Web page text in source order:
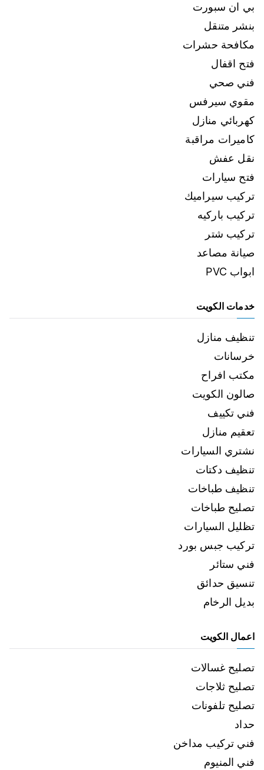
بي ان سبورت
بنشر متنقل
مكافحة حشرات
فتح اقفال
فني صحي
مقوي سيرفس
كهربائي منازل
كاميرات مراقبة
نقل عفش
فتح سيارات
تركيب سيراميك
تركيب باركيه
تركيب شتر
صيانة مصاعد
ابواب PVC
خدمات الكويت
تنظيف منازل
خرسانات
مكتب افراح
صالون الكويت
فني تكييف
تعقيم منازل
نشتري السيارات
تنظيف دكتات
تنظيف طباخات
تصليح طباخات
تظليل السيارات
تركيب جبس بورد
فني ستائر
تنسيق حدائق
بديل الرخام
اعمال الكويت
تصليح غسالات
تصليح ثلاجات
تصليح تلفونات
حداد
فني تركيب مداخن
فني المنيوم